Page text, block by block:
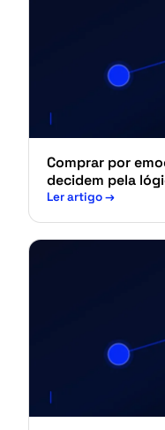
Comprar por
decidem pela
Ler artigo→